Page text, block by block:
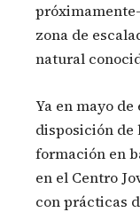
zona de
natural
Ya en mayo
disposición de
formación en
en el Centro
con prácticas